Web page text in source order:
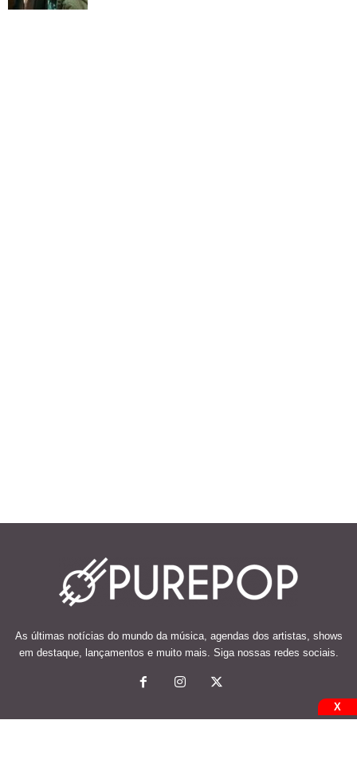
As últimas notícias do mundo da música, agendas dos artistas, shows
em destaque, lançamentos e muito mais. Siga nossas redes sociais.
X